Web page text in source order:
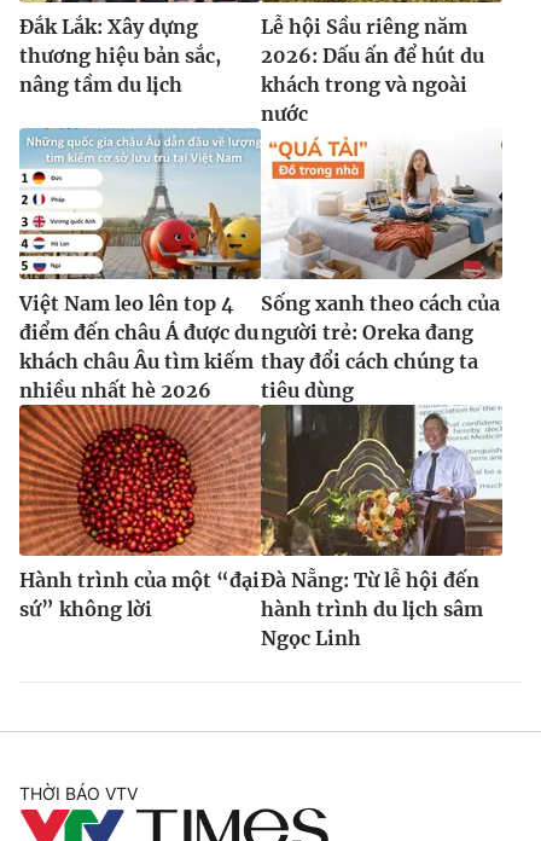
Đắk Lắk: Xây dựng
thương hiệu bản sắc,
nâng tầm du lịch
Lễ hội Sầu riêng năm
2026: Dấu ấn để hút du
khách trong và ngoài
nước
Việt Nam leo lên top 4
điểm đến châu Á được du
khách châu Âu tìm kiếm
nhiều nhất hè 2026
Sống xanh theo cách của
người trẻ: Oreka đang
thay đổi cách chúng ta
tiêu dùng
Hành trình của một “đại
sứ” không lời
Đà Nẵng: Từ lễ hội đến
hành trình du lịch sâm
Ngọc Linh
THỜI BÁO VTV